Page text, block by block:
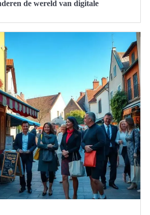
de wereld van digitale